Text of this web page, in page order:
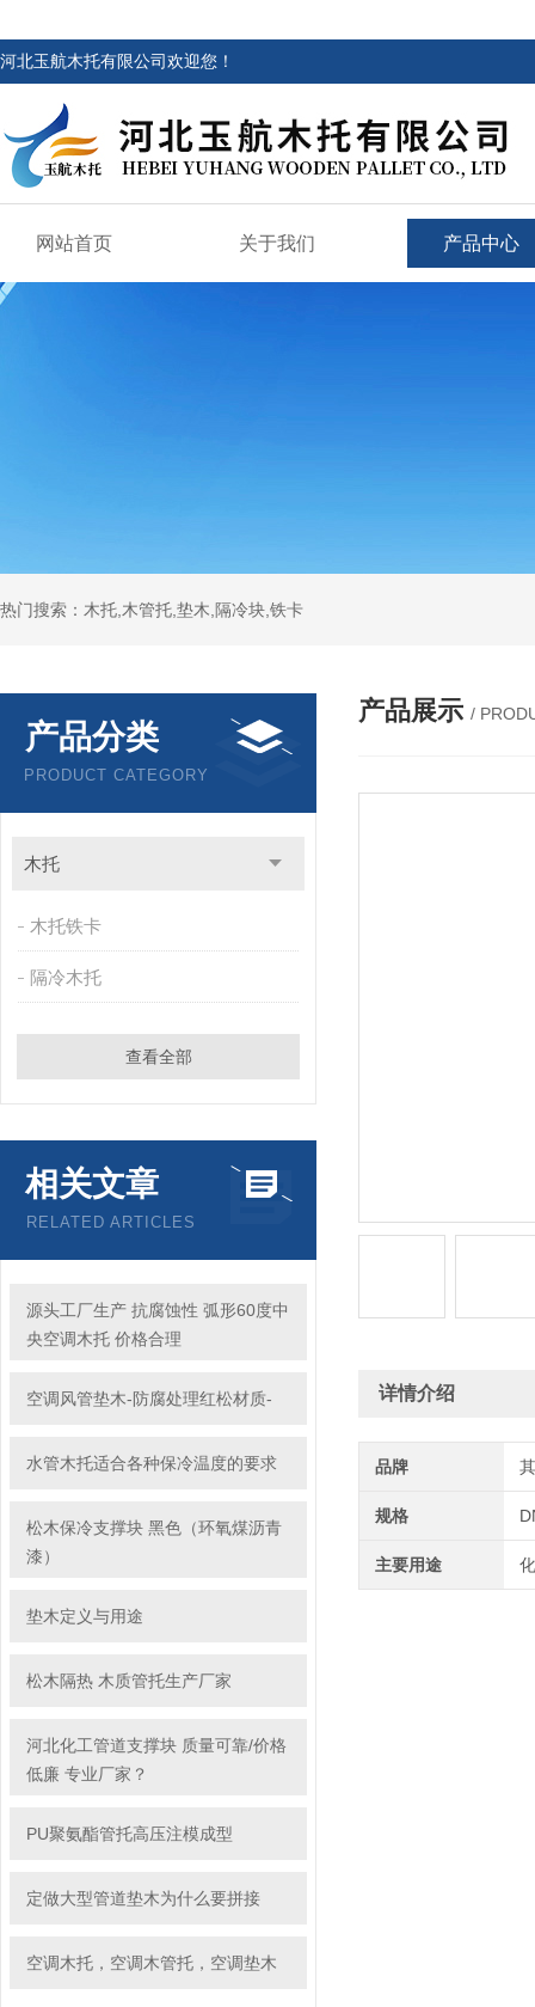
河北玉航木托有限公司欢迎您！
网站首页 关于我们 产品中心
热门搜索：木托,木管托,垫木,隔冷块,铁卡
产品分类
PRODUCT CATEGORY
木托
木托铁卡
隔冷木托
查看全部
相关文章
RELATED ARTICLES
源头工厂生产 抗腐蚀性 弧形60度中
央空调木托 价格合理
空调风管垫木-防腐处理红松材质-
水管木托适合各种保冷温度的要求
松木保冷支撑块 黑色（环氧煤沥青
漆）
垫木定义与用途
松木隔热 木质管托生产厂家
河北化工管道支撑块 质量可靠/价格
低廉 专业厂家？
PU聚氨酯管托高压注模成型
定做大型管道垫木为什么要拼接
空调木托，空调木管托，空调垫木
产品展示 /
详情介绍
品牌
规格
主要用途